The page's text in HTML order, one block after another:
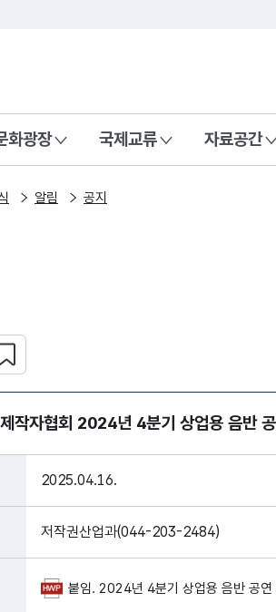
나라, 함께 행복한 대
화광장 국제교류 자료공간
알림 공지
심 콘텐츠 설정하기
작자협회 2024년 4분기 상업용 음반
2025.04.16.
저작권산업과(044-203-2484)
붙임. 2024년 4분기 상업용 음반 공